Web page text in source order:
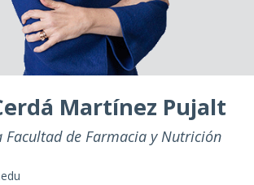
Martínez Pujalt
Facultad de Farmacia y Nutrición